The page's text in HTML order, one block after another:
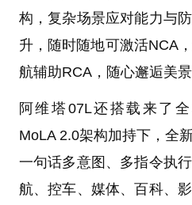
构，复杂场景应对能力与
升，随时随地可激活NCA
航辅助RCA，随心邂逅美景
阿维塔07L还搭载来了
MoLA 2.0架构加持下，全
一句话多意图、多指令执
航、控车、媒体、百科、